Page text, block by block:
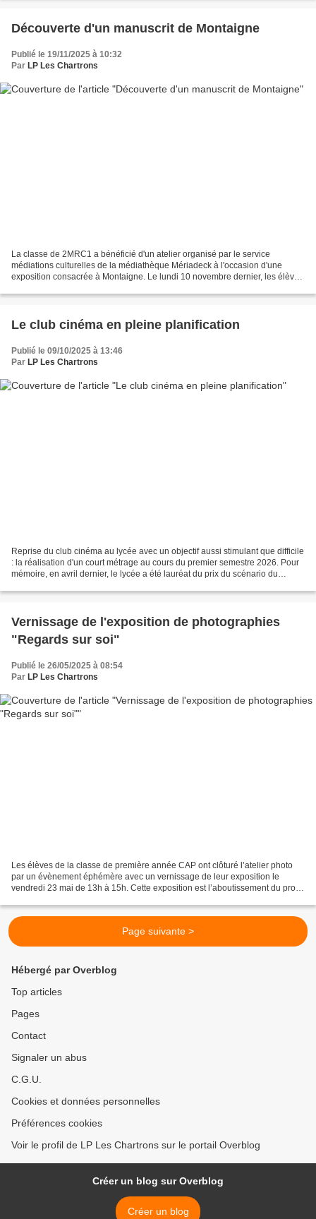
Découverte d'un manuscrit de Montaigne
Publié le 19/11/2025 à 10:32
Par LP Les Chartrons
La classe de 2MRC1 a bénéficié d'un atelier organisé par le service
médiations culturelles de la médiathèque Mériadeck à l'occasion d'une
exposition consacrée à Montaigne. Le lundi 10 novembre dernier, les élèves
Le club cinéma en pleine planification
Publié le 09/10/2025 à 13:46
Par LP Les Chartrons
Reprise du club cinéma au lycée avec un objectif aussi stimulant que difficile
: la réalisation d'un court métrage au cours du premier semestre 2026. Pour
mémoire, en avril dernier, le lycée a été lauréat du prix du scénario du
Vernissage de l'exposition de photographies
"Regards sur soi"
Publié le 26/05/2025 à 08:54
Par LP Les Chartrons
Les élèves de la classe de première année CAP ont clôturé l’atelier photo
par un évènement éphémère avec un vernissage de leur exposition le
vendredi 23 mai de 13h à 15h. Cette exposition est l’aboutissement du projet
Page suivante >
Hébergé par Overblog
Top articles
Pages
Contact
Signaler un abus
C.G.U.
Cookies et données personnelles
Préférences cookies
Voir le profil de LP Les Chartrons sur le portail Overblog
Créer un blog sur Overblog
Créer un blog